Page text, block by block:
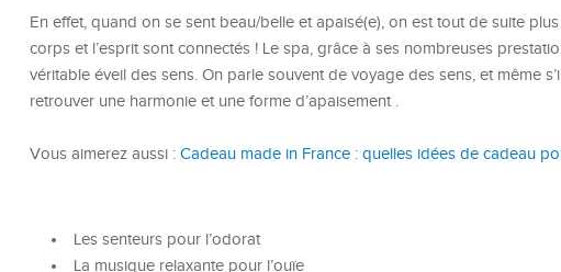
En effet, quand on se sent beau/belle et apaisé(e), on est tout de suite
corps et l’esprit sont connectés ! Le spa, grâce à ses nombreuses
véritable éveil des sens. On parle souvent de voyage des sens, et même
retrouver une harmonie et une forme d’apaisement .
Vous aimerez aussi : Cadeau made in France : quelles idées de cadeau
Les senteurs pour l’odorat
La musique relaxante pour l’ouïe